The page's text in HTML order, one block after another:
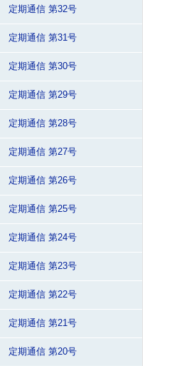
定期通信 第32号
定期通信 第31号
定期通信 第30号
定期通信 第29号
定期通信 第28号
定期通信 第27号
定期通信 第26号
定期通信 第25号
定期通信 第24号
定期通信 第23号
定期通信 第22号
定期通信 第21号
定期通信 第20号